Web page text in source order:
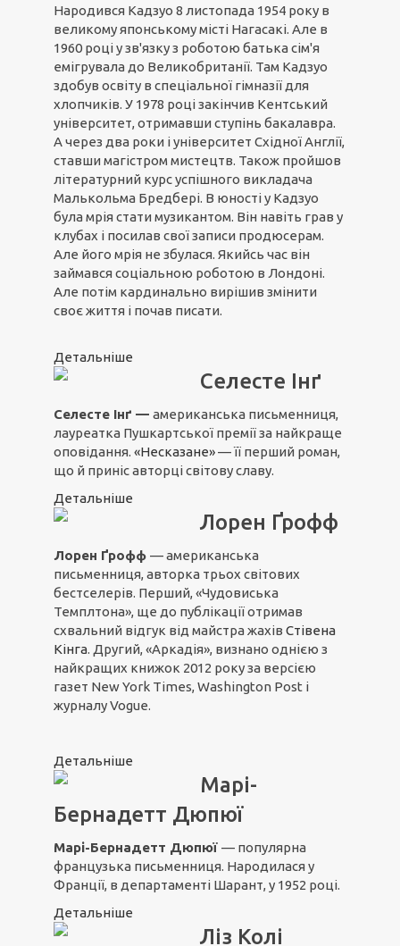
Народився Кадзуо 8 листопада 1954 року в
великому японському місті Нагасакі. Але в
1960 році у зв'язку з роботою батька сім'я
емігрувала до Великобританії. Там Кадзуо
здобув освіту в спеціальної гімназії для
хлопчиків. У 1978 році закінчив Кентський
університет, отримавши ступінь бакалавра.
А через два роки і університет Східної Англії,
ставши магістром мистецтв. Також пройшов
літературний курс успішного викладача
Малькольма Бредбері. В юності у Кадзуо
була мрія стати музикантом. Він навіть грав у
клубах і посилав свої записи продюсерам.
Але його мрія не збулася. Якийсь час він
займався соціальною роботою в Лондоні.
Але потім кардинально вирішив змінити
своє життя і почав писати.
Детальніше
Селесте Інґ
Селесте Інґ — американська письменниця,
лауреатка Пушкартської премії за найкраще
оповідання. «Несказане»— її перший роман,
що й приніс авторці світову славу.
Детальніше
Лорен Ґрофф
Лорен Ґрофф — американська
письменниця, авторка трьох світових
бестселерів. Перший, «Чудовиська
Темплтона», ще до публікації отримав
схвальний відгук від майстра жахів Стівена
Кінга. Другий, «Аркадія», визнано однією з
найкращих книжок 2012 року за версією
газет New York Times, Washington Post і
журналу Vogue.
Детальніше
Марі-
Бернадетт Дюпюї
Марі-Бернадетт Дюпюї — популярна
французька письменниця. Народилася у
Франції, в департаменті Шарант, у 1952 році.
Детальніше
Ліз Колі